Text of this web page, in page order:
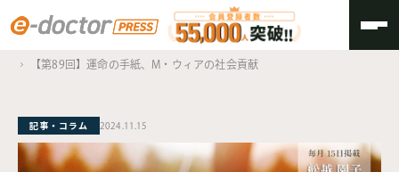
TOP
ゴルフジャーナリストが見た、プロゴルファーの知られざる素顔
【第89回】運命の手紙、M・ウィアの社会貢献
記事・コラム 2024.11.15